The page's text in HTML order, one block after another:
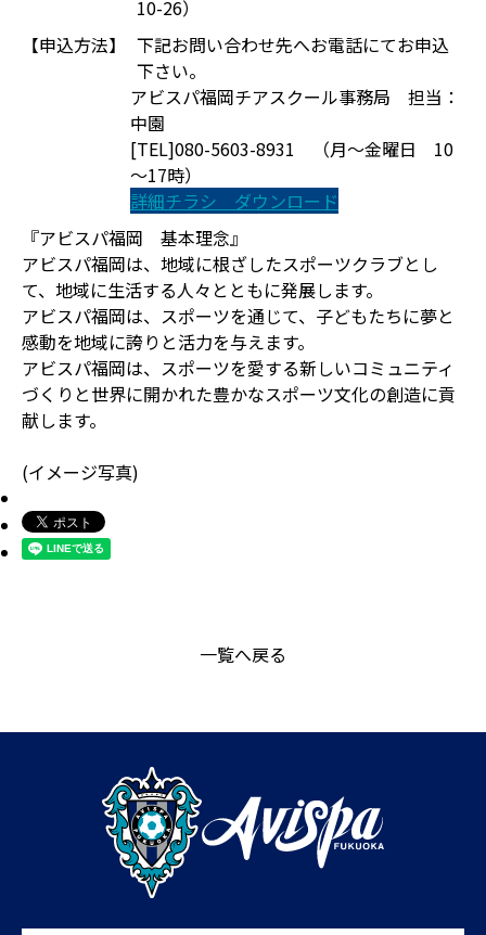
10-26）
【申込方法】
下記お問い合わせ先へお電話にてお申込
下さい。
アビスパ福岡チアスクール事務局 担当：
中園
[TEL]080-5603-8931 （月～金曜日 10
～17時）
詳細チラシ ダウンロード
『アビスパ福岡 基本理念』
アビスパ福岡は、地域に根ざしたスポーツクラブとし
て、地域に生活する人々とともに発展します。
アビスパ福岡は、スポーツを通じて、子どもたちに夢と
感動を地域に誇りと活力を与えます。
アビスパ福岡は、スポーツを愛する新しいコミュニティ
づくりと世界に開かれた豊かなスポーツ文化の創造に貢
献します。
(イメージ写真)
一覧へ戻る